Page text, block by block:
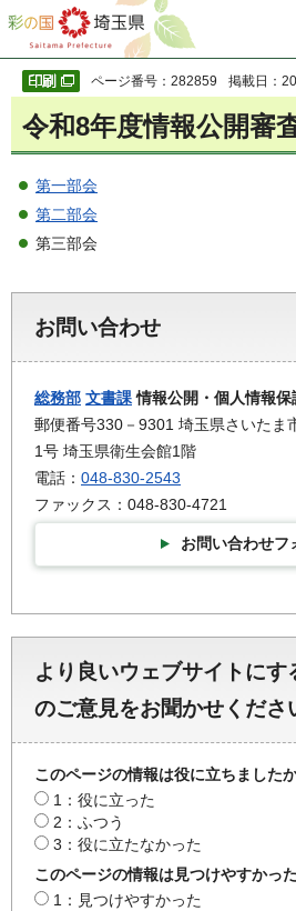
彩の国 埼玉県
ページ番号：282859 掲載日：
令和8年度情報公開審
第一部会
第二部会
第三部会
お問い合わせ
総務部 文書課情報公開・個人情報保
郵便番号330－9301 埼玉県さいたま
1号 埼玉県衛生会館1階
電話： 048-830-2543
ファックス：048-830-4721
お問い合わせフ
より良いウェブサイトにす
のご意見をお聞かせくださ
このページの情報は役に立ちました
1：役に立った
2：ふつう
3：役に立たなかった
このページの情報は見つけやすかっ
1：見つけやすかった